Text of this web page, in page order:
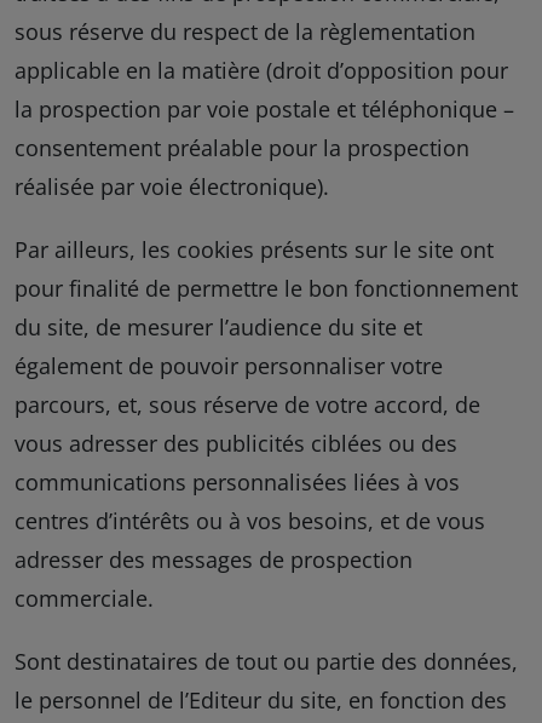
sous réserve du respect de la règlementation
applicable en la matière (droit d’opposition pour
la prospection par voie postale et téléphonique –
consentement préalable pour la prospection
réalisée par voie électronique).
Par ailleurs, les cookies présents sur le site ont
pour finalité de permettre le bon fonctionnement
du site, de mesurer l’audience du site et
également de pouvoir personnaliser votre
parcours, et, sous réserve de votre accord, de
vous adresser des publicités ciblées ou des
communications personnalisées liées à vos
centres d’intérêts ou à vos besoins, et de vous
adresser des messages de prospection
commerciale.
Sont destinataires de tout ou partie des données,
le personnel de l’Editeur du site, en fonction des